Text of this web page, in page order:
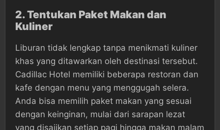
2.Tentukan Paket Makan dan
Kuliner
Liburan tidak lengkap tanpa menikmati kuliner
khas yang ditawarkan oleh destinasi tersebut.
Cadillac Hotel memiliki beberapa restoran dan
kafe dengan menu yang menggugah selera.
Anda bisa memilih paket makan yang sesuai
dengan keinginan, mulai dari sarapan lezat
yang disajikan setiap pagi hingga makan malam